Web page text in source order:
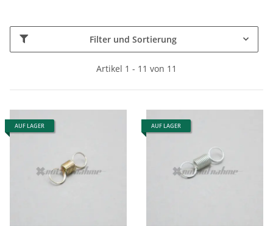
Filter und Sortierung
Artikel 1 - 11 von 11
AUF LAGER AUF LAGER